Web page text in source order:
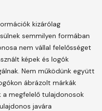
kizárólag
semmilyen formában
nem vállal felelősséget
képek és logók
Nem működünk együtt
ábrázolt márkák
a megfelelő tulajdonosok
javára